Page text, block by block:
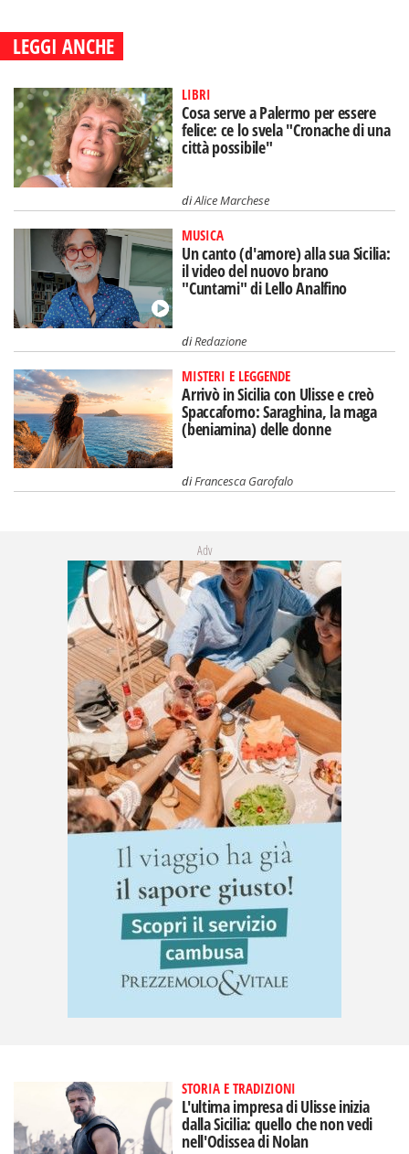
LEGGI ANCHE
LIBRI
Cosa serve a Palermo per essere
felice: ce lo svela "Cronache di una
città possibile"
diAlice Marchese
MUSICA
Un canto (d'amore) alla sua Sicilia:
il video del nuovo brano
"Cuntami" di Lello Analfino
diRedazione
MISTERI E LEGGENDE
Arrivò in Sicilia con Ulisse e creò
Spaccaforno: Saraghina, la maga
(beniamina) delle donne
diFrancesca Garofalo
Adv
STORIA E TRADIZIONI
L'ultima impresa di Ulisse inizia
dalla Sicilia: quello che non vedi
nell'Odissea di Nolan